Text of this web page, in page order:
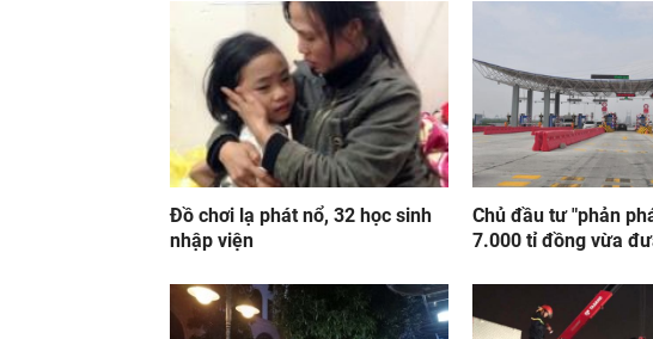
Đồ chơi lạ phát nổ, 32 học sinh
nhập viện
Chủ đầu tư "phản
7.000 tỉ đồng vừa